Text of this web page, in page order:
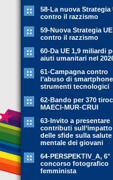
58-La nuova Strategia
contro il razzismo
59-Nuova Strategia UE
contro il razzismo
60-Da UE 1,9 miliardi
aiuti umanitari nel
61-Campagna contro
l’abuso di
strumenti tecnologici
62-Bando per 370
MAECI-MUR-CRUI
63-Invito a presentare
contributi sull’impatto
delle sfide sulla salute
mentale dei giovani
64-PERSPEKTIV_A, 6°
concorso fotografico
femminista